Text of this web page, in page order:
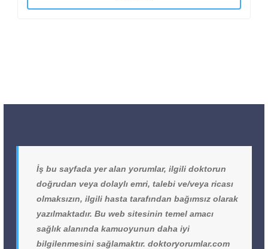
İş bu sayfada yer alan yorumlar, ilgili doktorun
doğrudan veya dolaylı emri, talebi ve/veya ricası
olmaksızın, ilgili hasta tarafından bağımsız olarak
yazılmaktadır. Bu web sitesinin temel amacı
sağlık alanında kamuoyunun daha iyi
bilgilenmesini sağlamaktır. doktoryorumlar.com